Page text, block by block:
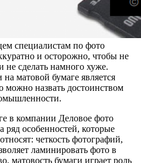
специалистам по фото
и осторожно, чтобы не
сделать намного хуже.
матовой бумаге является
можно назвать достоинством
в компании Деловое фото
особенностей, которые
четкость фотографий,
ламинировать фото в
матовость бумаги играет роль